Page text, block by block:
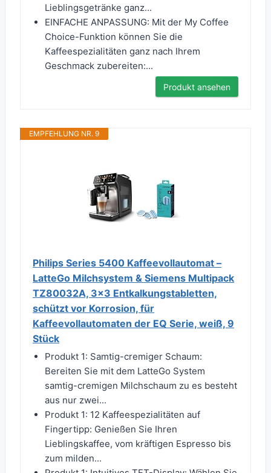
Lieblingsgetränke ganz...
EINFACHE ANPASSUNG: Mit der My Coffee
Choice-Funktion können Sie die
Kaffeespezialitäten ganz nach Ihrem
Geschmack zubereiten:...
Produkt ansehen
EMPFEHLUNG NR. 9
Philips Series 5400 Kaffeevollautomat –
LatteGo Milchsystem & Siemens Multipack
TZ80032A, 3x3 Entkalkungstabletten,
schützt vor Korrosion, für
Kaffeevollautomaten der EQ Serie, weiß, 9
Stück
Produkt 1: Samtig-cremiger Schaum:
Bereiten Sie mit dem LatteGo System
samtig-cremigen Milchschaum zu es besteht
aus nur zwei...
Produkt 1: 12 Kaffeespezialitäten auf
Fingertipp: Genießen Sie Ihren
Lieblingskaffee, vom kräftigen Espresso bis
zum milden...